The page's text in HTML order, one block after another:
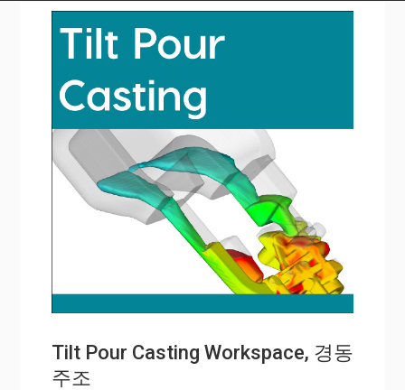
Tilt Pour Casting Workspace, 경동
주조